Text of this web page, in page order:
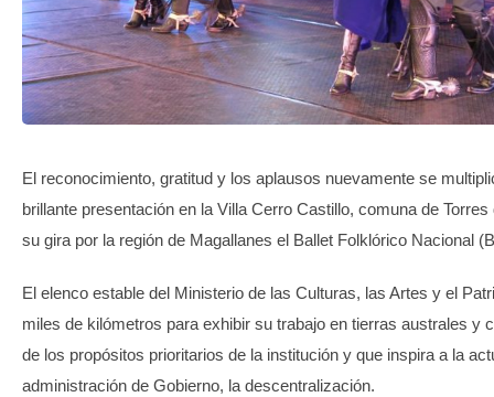
TRANSPARENCIA
El reconocimiento, gratitud y los aplausos nuevamente se
brillante presentación en la Villa Cerro Castillo, comuna de Torres
su gira por la región de Magallanes el Ballet Folklórico Nacional
El elenco estable del Ministerio de las Culturas, las Artes y el
miles de kilómetros para exhibir su trabajo en tierras australes y
de los propósitos prioritarios de la institución y que inspira a la
administración de Gobierno, la descentralización.